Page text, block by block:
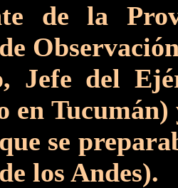
de la
Jefe del
en
se
los Andes).